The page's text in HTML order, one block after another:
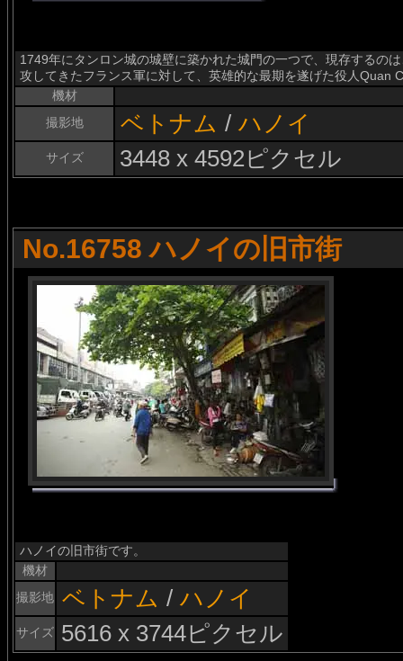
1749年にタンロン城の城壁に築かれた城門の一つで、現存するの
攻してきたフランス軍に対して、英雄的な最期を遂げた役人Quan
機材
撮影地
ベトナム / ハノイ
サイズ 3448 x 4592ピクセル
No.16758 ハノイの旧市街
ハノイの旧市街です。
機材
撮影地 ベトナム / ハノイ
サイズ 5616 x 3744ピクセル